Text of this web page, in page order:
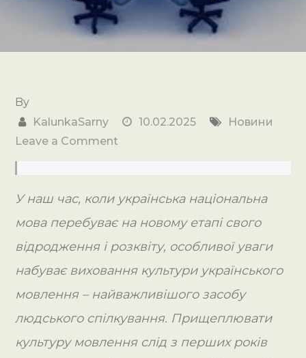
By
KalunkaSarny
10.02.2025
Новини
Leave a Comment
“Культура
українського
як
основа
формування
національно-
почуттів”
У наш час, коли українська національна
мова перебуває на новому етапі свого
відродження і розквіту, особливої уваги
набуває виховання культури українського
мовлення – найважливішого засобу
людського спілкування. Прищеплювати
культуру мовлення слід з перших років